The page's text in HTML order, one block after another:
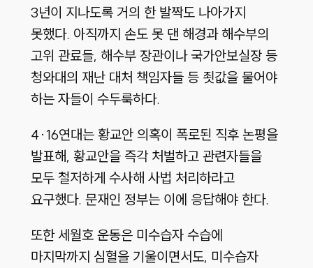
3년이 지나도록 거의 한 발짝도 나아가지
못했다. 아직까지 손도 못 댄 해경과 해수부의
고위 관료들, 해수부 장관이나 국가안보실장 등
청와대의 재난 대처 책임자들 등 죗값을 물어야
하는 자들이 수두룩하다.
4·16연대는 황교안 의혹이 폭로된 직후 논평을
발표해, 황교안을 즉각 처벌하고 관련자들을
모두 철저하게 수사해 사법 처리하라고
요구했다. 문재인 정부는 이에 응답해야 한다.
또한 세월호 운동은 미수습자 수습에
마지막까지 심혈을 기울이면서도, 미수습자